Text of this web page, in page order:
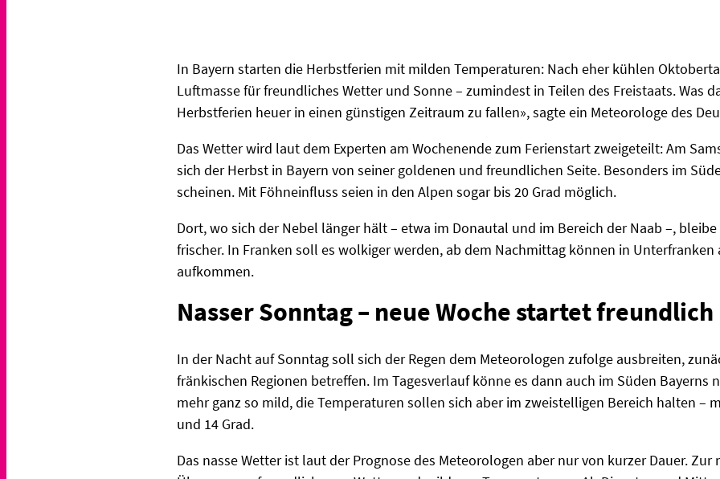
In Bayern starten die Herbstferien mit milden Temperaturen: Nach eher kühlen
Luftmasse für freundliches Wetter und Sonne – zumindest in Teilen des Freistaats. Was
Herbstferien heuer in einen günstigen Zeitraum zu fallen», sagte ein Meteorologe des
Das Wetter wird laut dem Experten am Wochenende zum Ferienstart zweigeteilt: Am
sich der Herbst in Bayern von seiner goldenen und freundlichen Seite. Besonders im
scheinen. Mit Föhneinfluss seien in den Alpen sogar bis 20 Grad möglich.
Dort, wo sich der Nebel länger hält – etwa im Donautal und im Bereich der Naab –,
frischer. In Franken soll es wolkiger werden, ab dem Nachmittag können in Unterfranken
aufkommen.
Nasser Sonntag – neue Woche startet freundlich
In der Nacht auf Sonntag soll sich der Regen dem Meteorologen zufolge ausbreiten,
fränkischen Regionen betreffen. Im Tagesverlauf könne es dann auch im Süden Bayerns
mehr ganz so mild, die Temperaturen sollen sich aber im zweistelligen Bereich halten –
und 14 Grad.
Das nasse Wetter ist laut der Prognose des Meteorologen aber nur von kurzer Dauer. Zur